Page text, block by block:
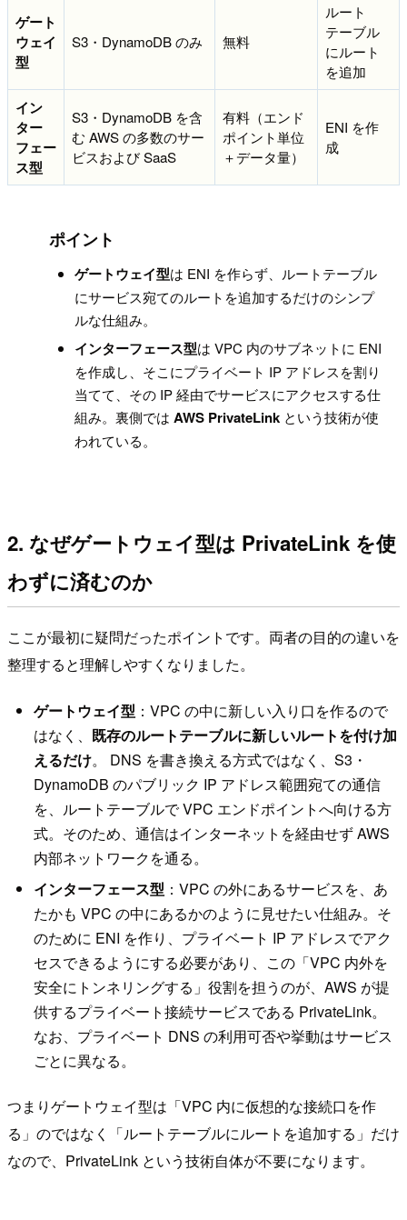
ゲート
ウェイ
型
S3・DynamoDB のみ 無料
ルート
テーブル
にルート
を追加
イン
ター
フェー
ス型
S3・DynamoDB を含
む AWS の多数のサー
ビスおよび SaaS
有料（エンド
ポイント単位
＋データ量）
ENI を作
成
ポイント
ゲートウェイ型は ENI を作らず、ルートテーブル
にサービス宛てのルートを追加するだけのシンプ
ルな仕組み。
インターフェース型は VPC 内のサブネットに ENI
を作成し、そこにプライベート IP アドレスを割り
当てて、その IP 経由でサービスにアクセスする仕
組み。裏側では AWS PrivateLinkという技術が使
われている。
2. なぜゲートウェイ型は PrivateLink を使
わずに済むのか
ここが最初に疑問だったポイントです。両者の目的の違いを
整理すると理解しやすくなりました。
ゲートウェイ型 ：VPC の中に新しい入り口を作るので
はなく、 既存のルートテーブルに新しいルートを付け加
えるだけ。 DNS を書き換える方式ではなく、S3・
DynamoDB のパブリック IP アドレス範囲宛ての通信
を、ルートテーブルで VPC エンドポイントへ向ける方
式。そのため、通信はインターネットを経由せず AWS
内部ネットワークを通る。
インターフェース型 ：VPC の外にあるサービスを、あ
たかも VPC の中にあるかのように見せたい仕組み。そ
のために ENI を作り、プライベート IP アドレスでアク
セスできるようにする必要があり、この「VPC 内外を
安全にトンネリングする」役割を担うのが、AWS が提
供するプライベート接続サービスである PrivateLink。
なお、プライベート DNS の利用可否や挙動はサービス
ごとに異なる。
つまりゲートウェイ型は「VPC 内に仮想的な接続口を作
る」のではなく「ルートテーブルにルートを追加する」だけ
なので、PrivateLink という技術自体が不要になります。